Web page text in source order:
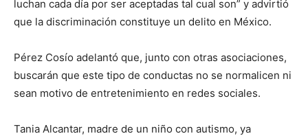
luchan cada día por ser aceptadas tal cual son” y advirtió
que la discriminación constituye un delito en México.
Pérez Cosío adelantó que, junto con otras asociaciones,
buscarán que este tipo de conductas no se normalicen ni
sean motivo de entretenimiento en redes sociales.
Tania Alcantar, madre de un niño con autismo, ya